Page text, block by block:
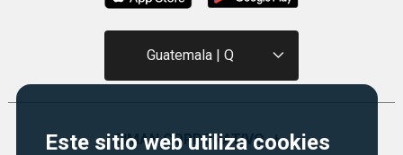
Este sitio web utiliza cookies
Guatemala | Q
SIMAN CORPORATIVO +